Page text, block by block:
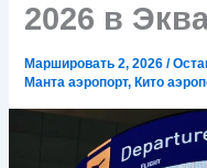
2026 в
Маршировать 2, 2026/
Манта аэропорт, Кито